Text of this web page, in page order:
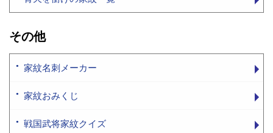
その他
家紋名刺メーカー
家紋おみくじ
戦国武将家紋クイズ